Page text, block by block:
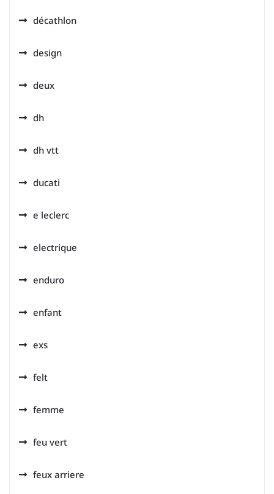
décathlon
design
deux
dh
dh vtt
ducati
e leclerc
electrique
enduro
enfant
exs
felt
femme
feu vert
feux arriere